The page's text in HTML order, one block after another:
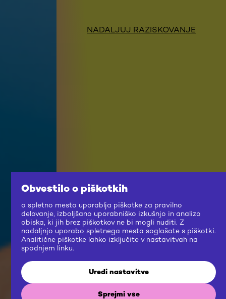
NADALJUJ RAZISKOVANJE
Obvestilo o piškotkih
o spletno mesto uporablja piškotke za pravilno
delovanje, izboljšano uporabniško izkušnjo in analizo
obiska, ki jih brez piškotkov ne bi mogli nuditi. Z
nadaljnjo uporabo spletnega mesta soglašate s piškotki.
Analitične piškotke lahko izključite v nastavitvah na
spodnjem linku.
Uredi nastavitve
Sprejmi vse